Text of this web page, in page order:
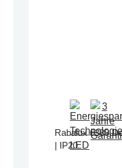
Rabalux 6389
| IP20